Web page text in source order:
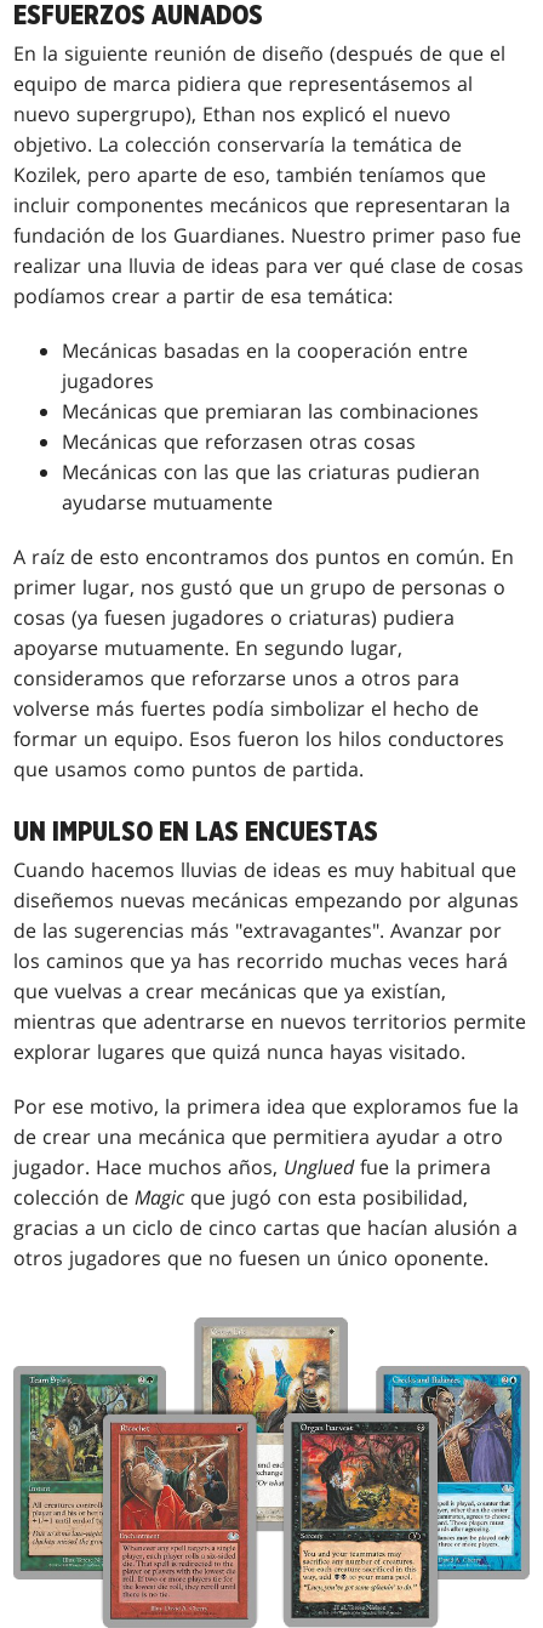
ESFUERZOS AUNADOS
En la siguiente reunión de diseño (después de que el
equipo de marca pidiera que representásemos al
nuevo supergrupo), Ethan nos explicó el nuevo
objetivo. La colección conservaría la temática de
Kozilek, pero aparte de eso, también teníamos que
incluir componentes mecánicos que representaran la
fundación de los Guardianes. Nuestro primer paso fue
realizar una lluvia de ideas para ver qué clase de cosas
podíamos crear a partir de esa temática:
Mecánicas basadas en la cooperación entre
jugadores
Mecánicas que premiaran las combinaciones
Mecánicas que reforzasen otras cosas
Mecánicas con las que las criaturas pudieran
ayudarse mutuamente
A raíz de esto encontramos dos puntos en común. En
primer lugar, nos gustó que un grupo de personas o
cosas (ya fuesen jugadores o criaturas) pudiera
apoyarse mutuamente. En segundo lugar,
consideramos que reforzarse unos a otros para
volverse más fuertes podía simbolizar el hecho de
formar un equipo. Esos fueron los hilos conductores
que usamos como puntos de partida.
UN IMPULSO EN LAS ENCUESTAS
Cuando hacemos lluvias de ideas es muy habitual que
diseñemos nuevas mecánicas empezando por algunas
de las sugerencias más "extravagantes". Avanzar por
los caminos que ya has recorrido muchas veces hará
que vuelvas a crear mecánicas que ya existían,
mientras que adentrarse en nuevos territorios permite
explorar lugares que quizá nunca hayas visitado.
Por ese motivo, la primera idea que exploramos fue la
de crear una mecánica que permitiera ayudar a otro
jugador. Hace muchos años, Ungluedfue la primera
colección deMagic que jugó con esta posibilidad,
gracias a un ciclo de cinco cartas que hacían alusión a
otros jugadores que no fuesen un único oponente.